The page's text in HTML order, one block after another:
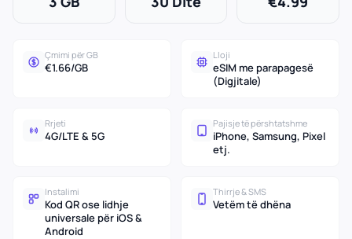
Çmimi për GB
€1.66/GB
Lloji
eSIM me parapagesë
(Digjitale)
Rrjeti
4G/LTE & 5G
Pajisje të përshtatshme
iPhone, Samsung, Pixel
etj.
Instalimi
Kod QR ose lidhje
universale për iOS &
Android
Thirrje & SMS
Vetëm të dhëna